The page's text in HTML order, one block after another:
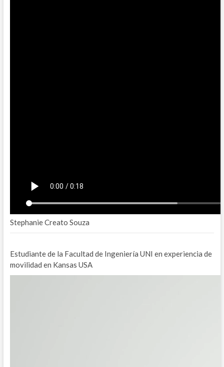
Stephanie Creato Souza
Estudiante de la Facultad de Ingeniería UNI en experiencia de
movilidad en Kansas USA